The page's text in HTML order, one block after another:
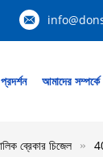
আমাদের সম্পর্কে
ব্রেকার চিজেল